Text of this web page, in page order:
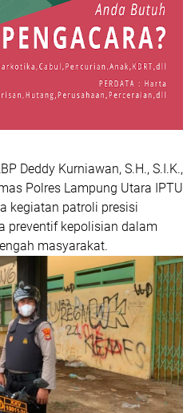
Deddy Kurniawan, S.H., S.I.K.,
Polres Lampung Utara IPTU
kegiatan patroli presisi
preventif kepolisian dalam
masyarakat.